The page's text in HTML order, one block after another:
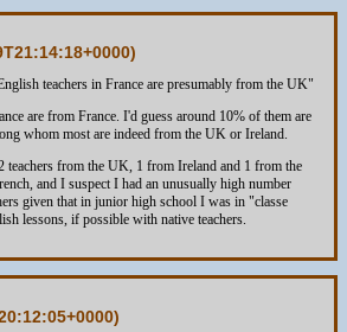
)
teachers in France are presumably from the UK"
are from France. I'd guess around 10% of them are
whom most are indeed from the UK or Ireland.
teachers from the UK, 1 from Ireland and 1 from the
and I suspect I had an unusually high number
given that in junior high school I was in "classe
lessons, if possible with native teachers.
)